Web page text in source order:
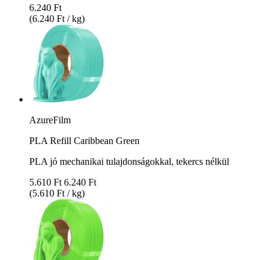
6.240 Ft
(6.240 Ft / kg)
AzureFilm
PLA Refill Caribbean Green
PLA jó mechanikai tulajdonságokkal, tekercs nélkül
5.610 Ft 6.240 Ft
(5.610 Ft / kg)